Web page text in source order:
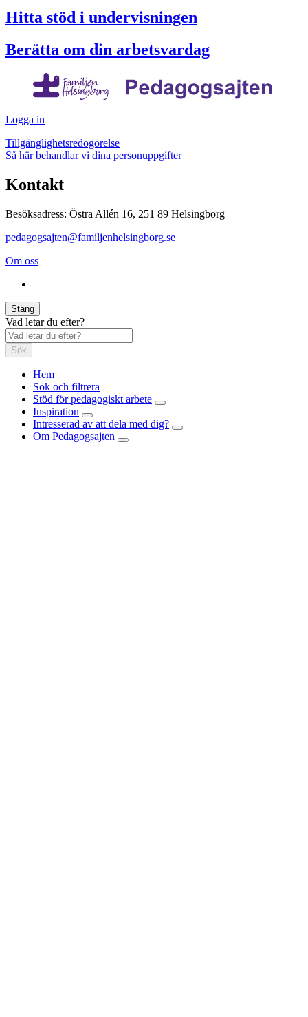
Hitta stöd i undervisningen
Berätta om din arbetsvardag
Logga in
Tillgänglighetsredogörelse
Så här behandlar vi dina personuppgifter
Kontakt
Besöksadress: Östra Allén 16, 251 89 Helsingborg
pedagogsajten@familjenhelsingborg.se
Om oss
Stäng
Vad letar du efter?
Sök
Hem
Sök och filtrera
Stöd för pedagogiskt arbete
Inspiration
Intresserad av att dela med dig?
Om Pedagogsajten